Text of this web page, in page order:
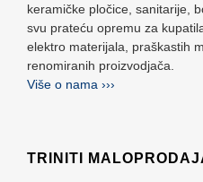
keramičke pločice, sanitarije,
svu prateću opremu za
elektro materijala, praškastih
renomiranih proizvodjača.
Više o nama ›››
TRINITI